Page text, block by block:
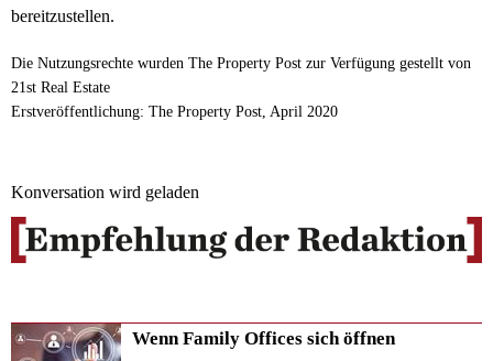
bereitzustellen.
Die Nutzungsrechte wurden The Property Post zur Verfügung gestellt von
21st Real Estate
Erstveröffentlichung: The Property Post, April 2020
Konversation wird geladen
Wenn Family Offices sich öffnen